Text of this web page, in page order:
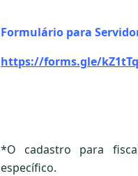
Formulário para
https://forms.gle/
*O cadastro para
específico.